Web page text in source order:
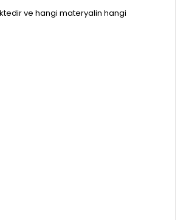
ve hangi materyalin hangi